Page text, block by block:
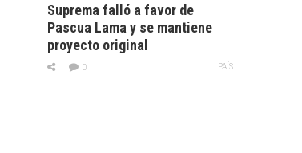
Suprema falló a favor de
Pascua Lama y se mantiene
proyecto original
PAÍS
0